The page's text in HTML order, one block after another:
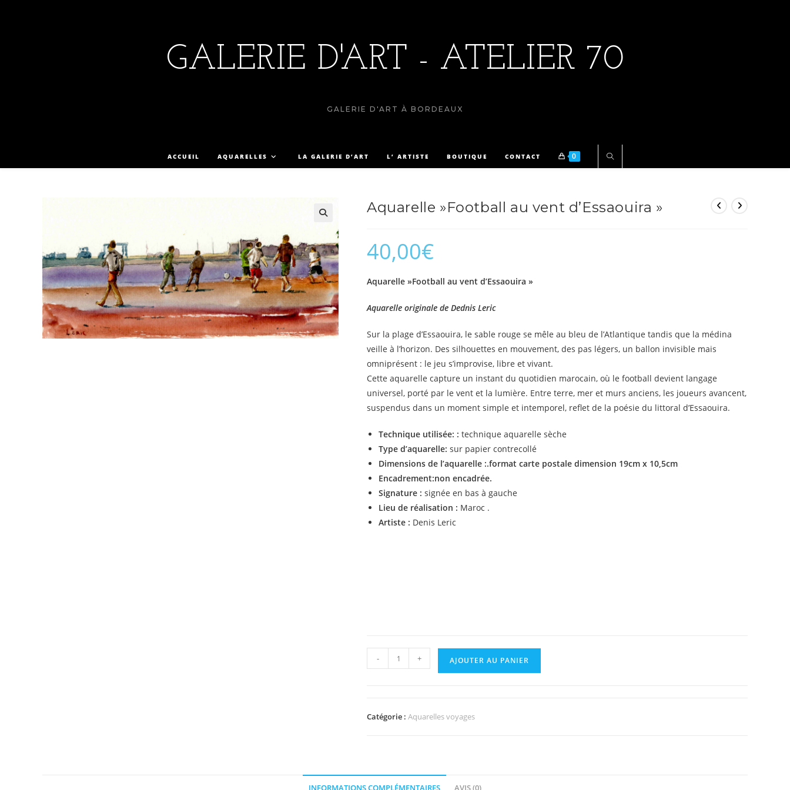
GALERIE D'ART - ATELIER 70
GALERIE D'ART À BORDEAUX
ACCUEIL AQUARELLES LA GALERIE D’ART L’ ARTISTE BOUTIQUE CONTACT 0
Aquarelle »Football au vent d’Essaouira »
40,00€
Aquarelle »Football au vent d’Essaouira »
Aquarelle originale de Dednis Leric
Sur la plage d’Essaouira, le sable rouge se mêle au bleu de l’Atlantique tandis que la médina
veille à l’horizon. Des silhouettes en mouvement, des pas légers, un ballon invisible mais
omniprésent : le jeu s’improvise, libre et vivant.
Cette aquarelle capture un instant du quotidien marocain, où le football devient langage
universel, porté par le vent et la lumière. Entre terre, mer et murs anciens, les joueurs avancent,
suspendus dans un moment simple et intemporel, reflet de la poésie du littoral d’Essaouira.
Technique utilisée: : technique aquarelle sèche
Type d’aquarelle: sur papier contrecollé
Dimensions de l’aquarelle :.format carte postale dimension 19cm x 10,5cm
Encadrement:non encadrée.
Signature : signée en bas à gauche
Lieu de réalisation : Maroc .
Artiste : Denis Leric
- + AJOUTER AU PANIER
Catégorie : Aquarelles voyages
INFORMATIONS COMPLÉMENTAIRES AVIS (0)